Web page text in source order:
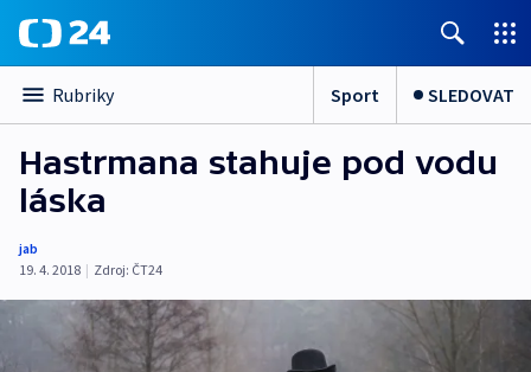
Rubriky Sport SLEDOVAT
Hastrmana stahuje pod vodu
láska
jab
19. 4. 2018 | Zdroj: ČT24